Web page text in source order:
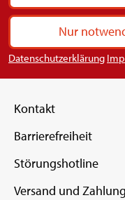
Nur
Datenschutzerklärung
Kontakt
Barrierefreiheit
Störungshotline
Versand und Zahlung